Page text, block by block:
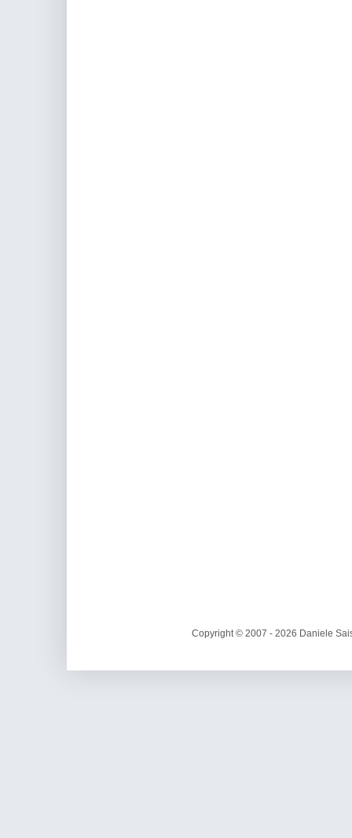
Copyright © 2007 - 2026 Daniele